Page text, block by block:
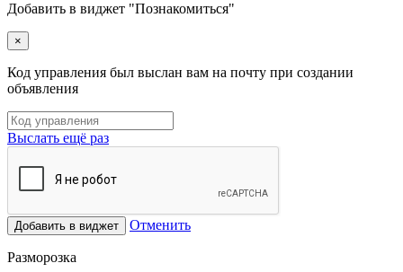
Добавить в виджет "Познакомиться"
×
Код управления был выслан вам на почту при создании
объявления
Выслать ещё раз
Добавить в виджет Отменить
Разморозка